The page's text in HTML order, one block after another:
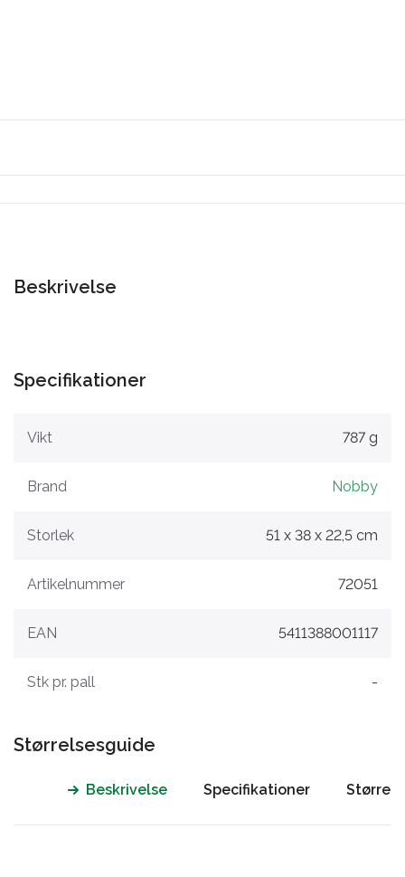
Beskrivelse
Specifikationer
Vikt 787 g
Brand Nobby
Storlek 51 x 38 x 22,5 cm
Artikelnummer 72051
EAN 5411388001117
Stk pr. pall -
Størrelsesguide
Beskrivelse Specifikationer